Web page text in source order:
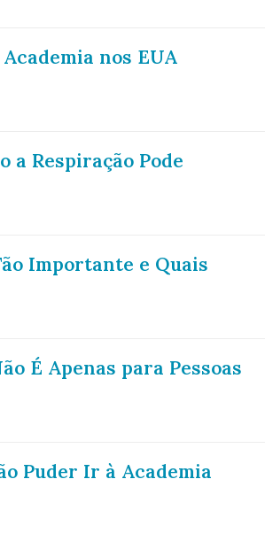
nos EUA
a Respiração Pode
Importante e Quais
É Apenas para Pessoas
Puder Ir à Academia